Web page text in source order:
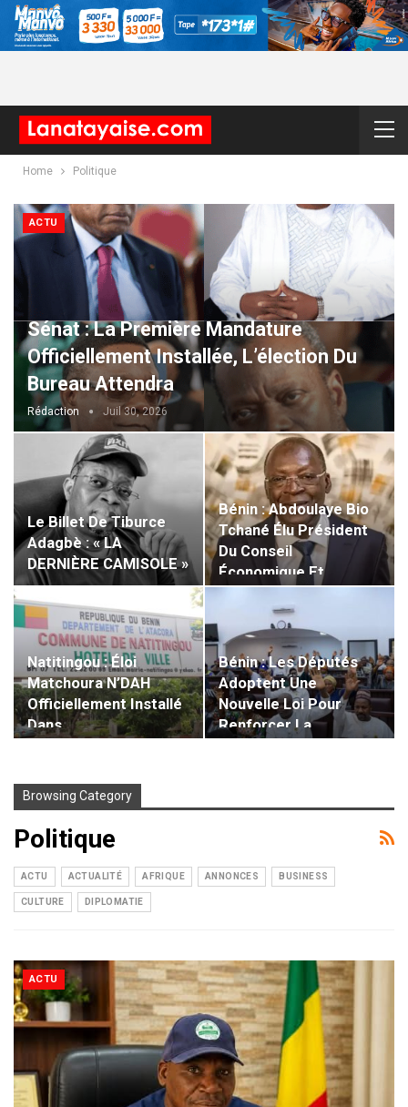
Home Politique
ACTU
Sénat : La Première Mandature
Officiellement Installée, L’élection Du
Bureau Attendra
Rédaction Juil 30, 2026
Le Billet De Tiburce
Adagbè : « LA
DERNIÈRE CAMISOLE »
Bénin : Abdoulaye Bio
Tchané Élu Président
Du Conseil
Économique Et…
​Natitingou : Éloi
Matchoura N’DAH
Officiellement Installé
Dans…
Bénin : Les Députés
Adoptent Une
Nouvelle Loi Pour
Renforcer La…
Browsing Category
Politique
ACTU ACTUALITÉ AFRIQUE ANNONCES BUSINESS
CULTURE DIPLOMATIE
ACTU